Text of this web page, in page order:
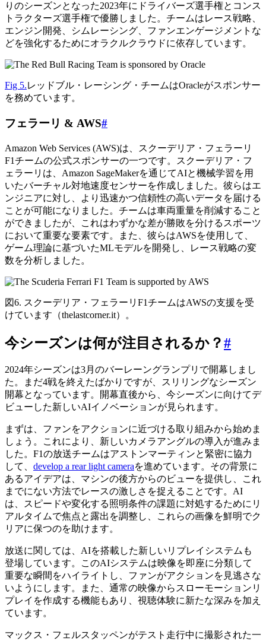
りのシーズンとなった2023年にドライバーズ選手権とコンス
トラクターズ選手権で優勝しました。チームはレース戦略、
エンジン開発、シムレーシング、ファンエンゲージメントな
どを強化するためにオラクルクラウドに依存しています。
Fig 5.レッドブル・レーシング・チームはOracleがスポンサー
を務めています。
フェラーリ & AWS#
Amazon Web Services (AWS)は、スクーデリア・フェラーリ
F1チームの公式スポンサーの一つです。スクーデリア・フ
ェラーリは、Amazon SageMakerを通じてAIと機械学習を用
いたバーチャル対地速度センサーを作成しました。彼らはエ
ンジニアに対し、より迅速かつ信頼性の高いデータを届ける
ことが可能になりました。チームは車両重量を削減すること
ができましたが、これはわずかな差が勝敗を分けるスポーツ
において重要な要素です。また、彼らはAWSを使用して、
ゲーム理論に基づいたMLモデルを開発し、レース戦略の変
数を分析しました。
図6. スクーデリア・フェラーリF1チームはAWSの支援を受
けています（thelastcorner.it）。
今シーズンは何が注目されるか？#
2024年シーズンは3月のバーレーングランプリで開幕しまし
た。まだ4戦を終えたばかりですが、スリリングなシーズン
開幕となっています。開幕直後から、今シーズンに向けてデ
ビューした新しいAIイノベーションが見られます。
まずは、ファンをアクションに近づける取り組みから始めま
しょう。これにより、新しいカメラアングルの導入が進みま
した。F1の放送チームはアストンマーティンと緊密に協力
して、 develop a rear light cameraを進めています。その背景に
あるアイデアは、マシンの後方からのビューを提供し、これ
までにない方法でレースの激しさを捉えることです。AI
は、スピードや変化する照明条件の課題に対処するためにリ
アルタイムで焦点と露出を調整し、これらの画像を鮮明でク
リアに保つのを助けます。
放送に関しては、AIを搭載した新しいリプレイシステムも
登場しています。このAIシステムは映像を即座に分類して
重要な瞬間をハイライトし、ファンがアクションを見逃さな
いようにします。また、通常の映像からスローモーションリ
プレイを作成する機能もあり、視聴体験に新たな深みを加え
ています。
マックス・フェルスタッペンがテスト走行中に撮影された一